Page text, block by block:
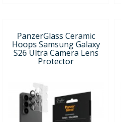
PanzerGlass Ceramic
Hoops Samsung Galaxy
S26 Ultra Camera Lens
Protector